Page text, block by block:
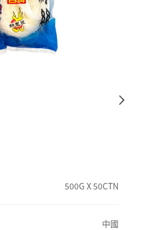
500G X 50CTN
中國